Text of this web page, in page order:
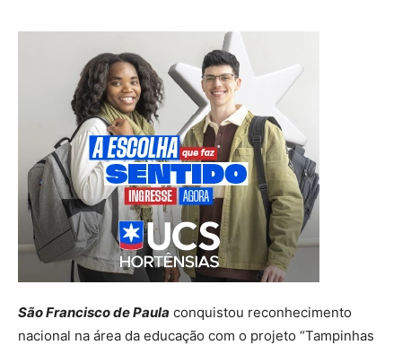
São Francisco de Paula conquistou reconhecimento
nacional na área da educação com o projeto “Tampinhas